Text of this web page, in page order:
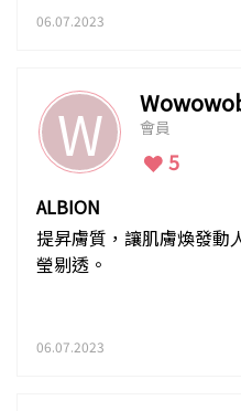
06.07.2023
W 會員
5
ALBION
提昇膚質，讓肌膚煥發動
瑩剔透。
06.07.2023